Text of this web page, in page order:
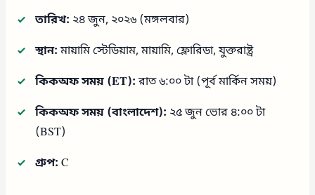
তারিখ: ২৪ জুন, ২০২৬ (মঙ্গলবার)
স্থান:মায়ামি স্টেডিয়াম, মায়ামি, ফ্লোরিডা, যুক্তরাষ্ট্র
কিকঅফ সময় (ET):রাত ৬:০০ টা (পূর্ব মার্কিন সময়)
কিকঅফ সময় (বাংলাদেশ): ২৫ জুন ভোর ৪:০০ টা
(BST)
গ্রুপ: C